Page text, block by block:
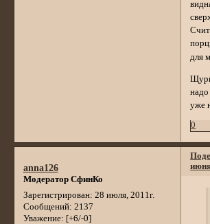
для
надо
уже
0
anna126
Модератор СфинКо
Зарегистрирован: 28 июля, 2011г.
Сообщений: 2137
Уважение: [+6/-0]